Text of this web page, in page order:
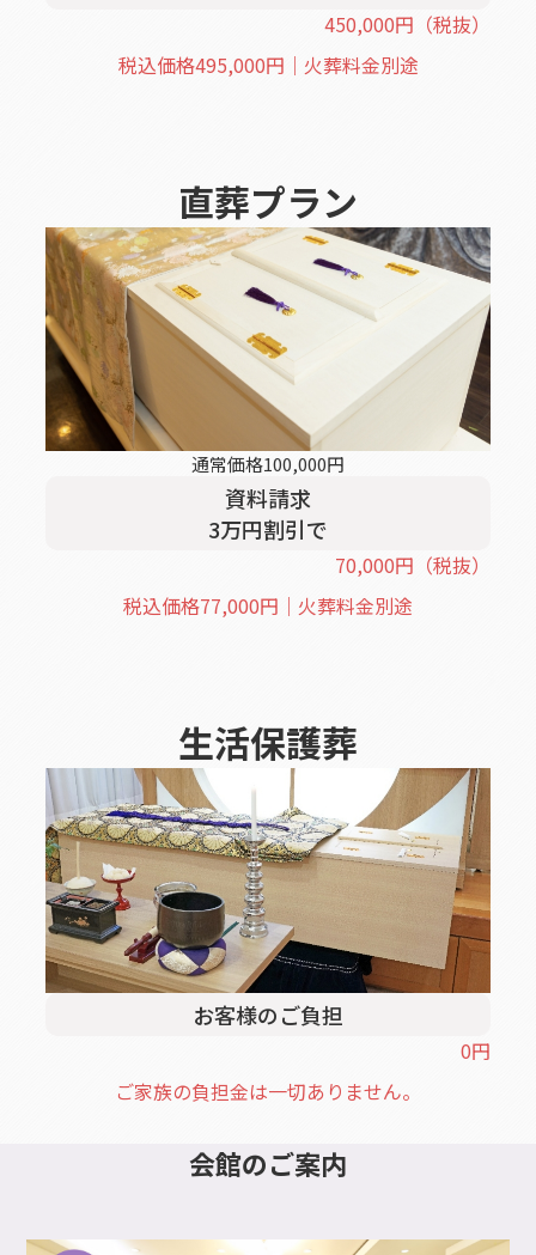
450,000円 （税抜）
税込価格495,000円｜火葬料金別途
直葬プラン
通常価格100,000円
資料請求
3万円割引で
70,000円 （税抜）
税込価格77,000円｜火葬料金別途
生活保護葬
お客様のご負担
0円
ご家族の負担金は一切ありません。
会館のご案内